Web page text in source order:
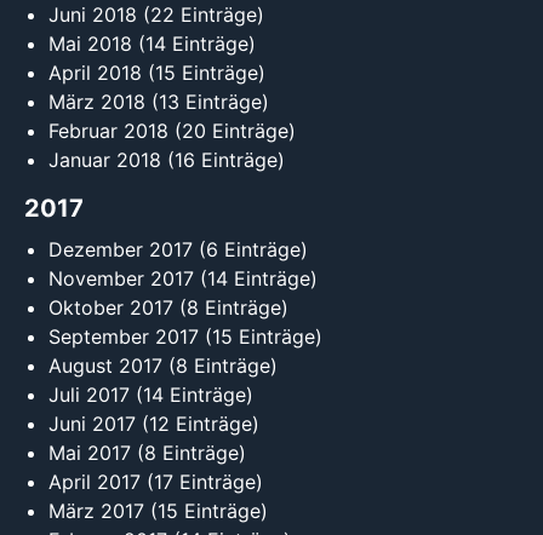
Juni 2018 (22 Einträge)
Mai 2018 (14 Einträge)
April 2018 (15 Einträge)
März 2018 (13 Einträge)
Februar 2018 (20 Einträge)
Januar 2018 (16 Einträge)
2017
Dezember 2017 (6 Einträge)
November 2017 (14 Einträge)
Oktober 2017 (8 Einträge)
September 2017 (15 Einträge)
August 2017 (8 Einträge)
Juli 2017 (14 Einträge)
Juni 2017 (12 Einträge)
Mai 2017 (8 Einträge)
April 2017 (17 Einträge)
März 2017 (15 Einträge)